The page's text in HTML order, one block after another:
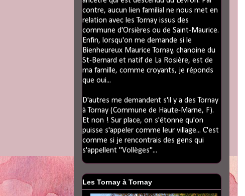
contre, aucun lien familial ne nous met en
relation avec les Tornay issus des
commune d'Orsières ou de Saint-Maurice.
Enfin, lorsqu'on me demande si le
Bienheureux Maurice Tornay, chanoine du
St-Bernard et natif de La Rosière, est de
ma famille, comme croyants, je réponds
que oui...
D'autres me demandent s'il y a des Tornay
à Tornay (Commune de Haute-Marne, F).
Et non ! Sur place, on s'étonne qu'on
puisse s'appeler comme leur village... C'est
comme si je rencontrais des gens qui
s'appellent "Vollèges"...
Les Tornay à Tornay